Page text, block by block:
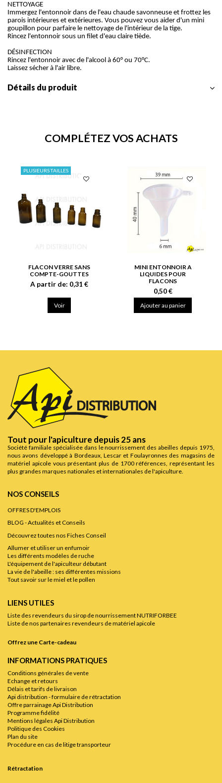
NETTOYAGE
Immergez l'entonnoir dans de l'eau chaude savonneuse et frottez les
parois intérieures et extérieures. Vous pouvez vous aider d'un mini
goupillon pour parfaire le nettoyage de l'intérieur de la tige.
Rincez l'entonnoir sous un filet d'eau claire tiède.
DÉSINFECTION
Rincez l'entonnoir avec de l'alcool à 60° ou 70°C.
Laissez sécher à l'air libre.
Détails du produit
COMPLÉTEZ VOS ACHATS
PLUSIEURS TAILLES
FLACON VERRE SANS
COMPTE-GOUTTES
A partir de: 0,31 €
Voir
MINI ENTONNOIR A
LIQUIDES POUR
FLACONS
0,50 €
Ajouter au panier
Tout pour l'apiculture depuis 25 ans
Société familiale spécialisée dans le nourrissement des abeilles depuis 1975,
nous avons développé à Bordeaux, Lescar et Foulayronnes des magasins de
matériel apicole vous présentant plus de 1700 références, représentant les
plus grandes marques nationales et internationales de l'apiculture.
NOS CONSEILS
OFFRES D'EMPLOIS
BLOG - Actualités et Conseils
Découvrez toutes nos Fiches Conseil
Allumer et utiliser un enfumoir
Les différents modèles de ruche
L'équipement de l'apiculteur débutant
La vie de l'abeille : ses différentes missions
Tout savoir sur le miel et le pollen
LIENS UTILES
Liste des revendeurs du sirop de nourrissement NUTRIFORBEE
Liste de nos partenaires revendeurs de matériel apicole
Offrez une Carte-cadeau
INFORMATIONS PRATIQUES
Conditions générales de vente
Echange et retours
Délais et tarifs de livraison
Api distribution - formulaire de rétractation
Offre parrainage Api Distribution
Programme fidélité
Mentions légales Api Distribution
Politique des Cookies
Plan du site
Procédure en cas de litige transporteur
Rétractation